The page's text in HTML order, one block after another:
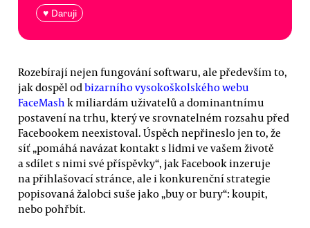
♥ Daruji
Rozebírají nejen fungování softwaru, ale především to,
jak dospěl odbizarního vysokoškolského webu
FaceMash k miliardám uživatelů a dominantnímu
postavení na trhu, který ve srovnatelném rozsahu před
Facebookem neexistoval. Úspěch nepřineslo jen to, že
síť „pomáhá navázat kontakt s lidmi ve vašem životě
a sdílet s nimi své příspěvky“, jak Facebook inzeruje
na přihlašovací stránce, ale i konkurenční strategie
popisovaná žalobci suše jako „buy or bury“: koupit,
nebo pohřbít.